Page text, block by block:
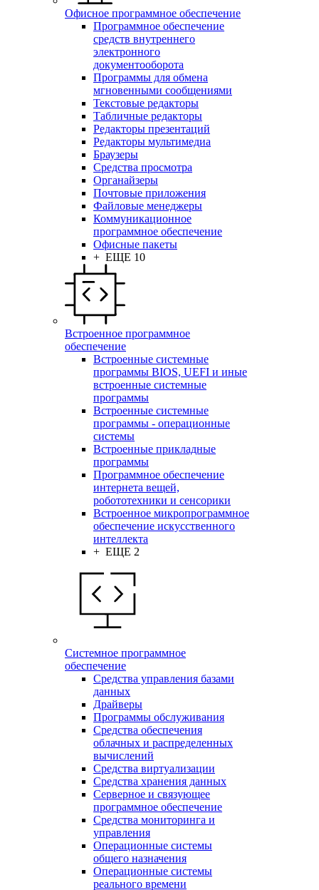
Офисное программное обеспечение
Программное обеспечение
средств внутреннего
электронного
документооборота
Программы для обмена
мгновенными сообщениями
Текстовые редакторы
Табличные редакторы
Редакторы презентаций
Редакторы мультимедиа
Браузеры
Средства просмотра
Органайзеры
Почтовые приложения
Файловые менеджеры
Коммуникационное
программное обеспечение
Офисные пакеты
+ ЕЩЕ 10
Встроенное программное
обеспечение
Встроенные системные
программы BIOS, UEFI и иные
встроенные системные
программы
Встроенные системные
программы - операционные
системы
Встроенные прикладные
программы
Программное обеспечение
интернета вещей,
робототехники и сенсорики
Встроенное микропрограммное
обеспечение искусственного
интеллекта
+ ЕЩЕ 2
Системное программное
обеспечение
Средства управления базами
данных
Драйверы
Программы обслуживания
Средства обеспечения
облачных и распределенных
вычислений
Средства виртуализации
Средства хранения данных
Серверное и связующее
программное обеспечение
Средства мониторинга и
управления
Операционные системы
общего назначения
Операционные системы
реального времени